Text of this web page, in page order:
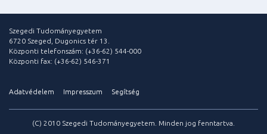
Szegedi Tudományegyetem
6720 Szeged, Dugonics tér 13.
Központi telefonszám: (+36-62) 544-000
Központi fax: (+36-62) 546-371
Adatvédelem Impresszum Segítség
(C) 2010 Szegedi Tudományegyetem. Minden jog fenntartva.